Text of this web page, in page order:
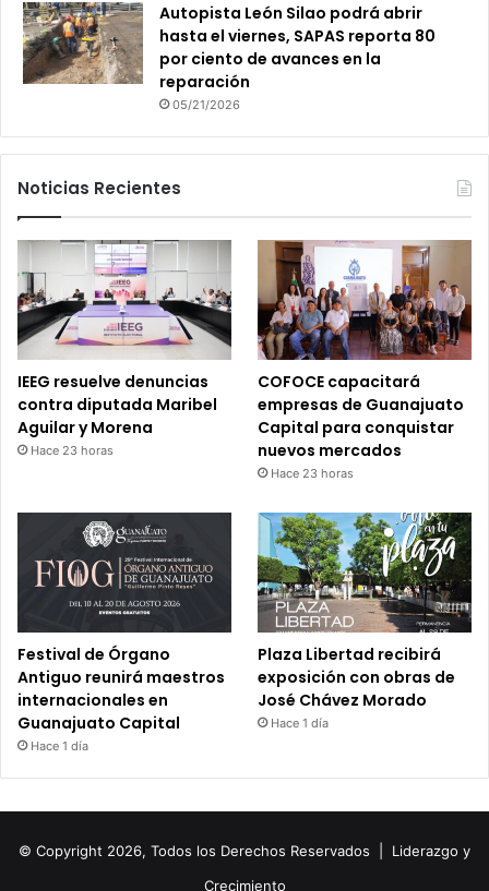
Autopista León Silao podrá abrir
hasta el viernes, SAPAS reporta 80
por ciento de avances en la
reparación
05/21/2026
Noticias Recientes
IEEG resuelve denuncias
contra diputada Maribel
Aguilar y Morena
Hace 23 horas
COFOCE capacitará
empresas de Guanajuato
Capital para conquistar
nuevos mercados
Hace 23 horas
Festival de Órgano
Antiguo reunirá maestros
internacionales en
Guanajuato Capital
Hace 1 día
Plaza Libertad recibirá
exposición con obras de
José Chávez Morado
Hace 1 día
© Copyright 2026, Todos los Derechos Reservados | Liderazgo y
Crecimiento